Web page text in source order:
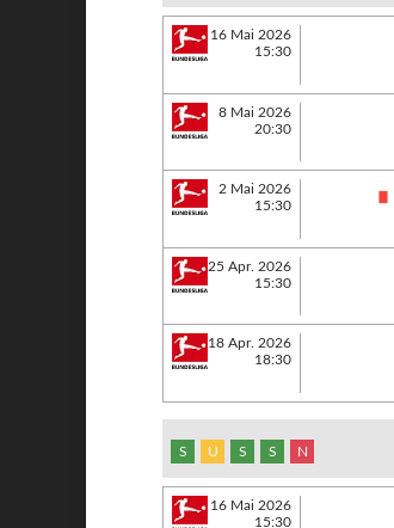
16 Mai 2026
15:30
8 Mai 2026
20:30
2 Mai 2026
15:30
25 Apr. 2026
15:30
18 Apr. 2026
18:30
S U S S N
16 Mai 2026
15:30